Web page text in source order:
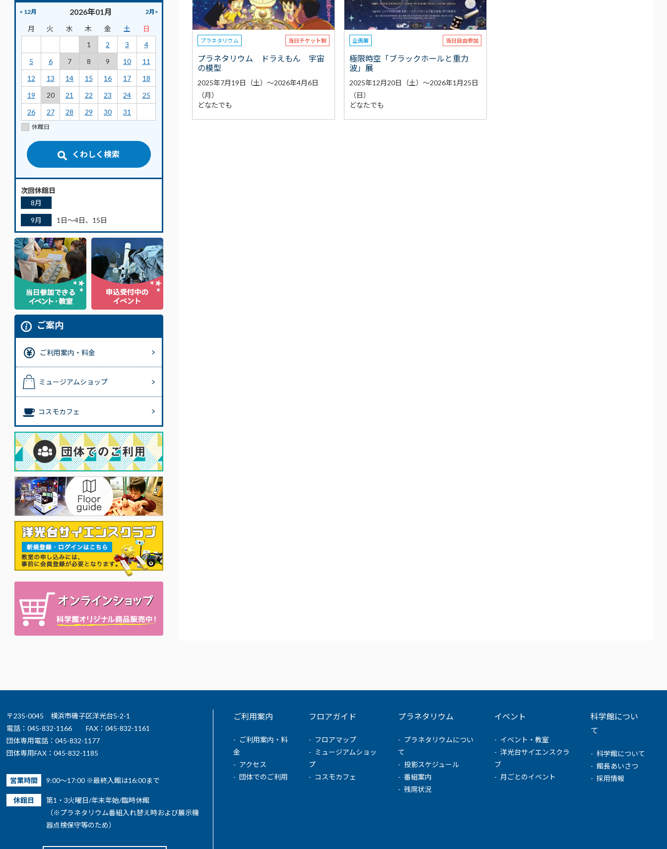
< 12月 2026年01月 2月>
月 火 水 木 金 土
日
1
2 3
4
5
6 7 8 9 10
11
12
13 14 15 16 17
18
19
20 21 22 23 24
25
26
27 28 29 30 31
休館日
くわしく検索
次回休館日
8月
9月 1日～4日、15日
ご案内
ご利用案内・料金
ミュージアムショップ
コスモカフェ
プラネタリウム 当日チケット制
プラネタリウム ドラえもん 宇宙
の模型
2025年7月19日（土）～2026年4月6日
（月）
どなたでも
企画展 当日自由参加
極限時空「ブラックホールと重力
波」展
2025年12月20日（土）～2026年1月25日
（日）
どなたでも
〒235-0045 横浜市磯子区洋光台5-2-1
電話：045-832-1166
FAX：045-832-1161
団体専用電話：045-832-1177
団体専用FAX：045-832-1185
営業時間 9:00～17:00 ※最終入館は16:00まで
休館日
第1・3火曜日/年末年始/臨時休館
（※プラネタリウム番組入れ替え時および展示機
器点検保守等のため）
ご利用案内
ご利用案内・料
金
アクセス
団体でのご利用
フロアガイド
フロアマップ
ミュージアムショッ
プ
コスモカフェ
プラネタリウム
プラネタリウムについ
て
投影スケジュール
番組案内
残席状況
イベント
イベント・教室
洋光台サイエンスクラ
ブ
月ごとのイベント
科学館につい
て
科学館について
館長あいさつ
採用情報